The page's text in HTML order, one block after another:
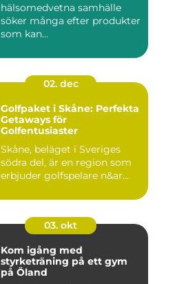
hälsomedvetna samhälle
söker många efter produkter
som kan...
02. dec
Golfpaket i Skåne: Perfekta
Getaways för
Golfentusiaster
Skåne, beläget i Sveriges
södra del, är en region som
erbjuder golfspelare n&ar...
03. okt
Kom igång med
styrketräning på ett gym
på Öland